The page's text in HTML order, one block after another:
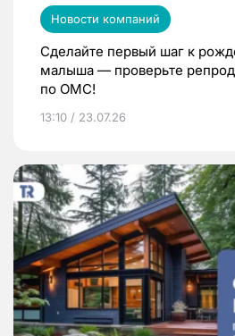
Новости компаний
Сделайте первый шаг к
малыша — проверьте
по ОМС!
13:10 / 23.07.26